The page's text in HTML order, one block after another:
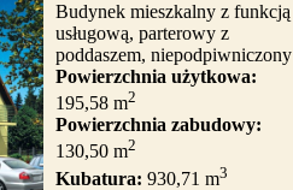
Budynek mieszkalny z funkcją
usługową, parterowy z
poddaszem, niepodpiwniczony
Powierzchnia użytkowa:
195,58 m2
Powierzchnia zabudowy:
130,50 m2
Kubatura: 930,71 m3